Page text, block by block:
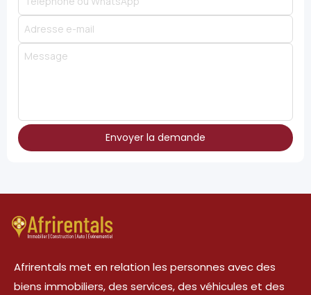
Envoyer la demande
Afrirentals met en relation les personnes avec des
biens immobiliers, des services, des véhicules et des